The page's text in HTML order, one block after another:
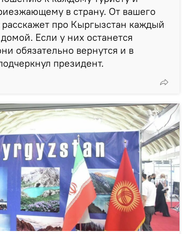
в страну. От вашего
про Кыргызстан каждый
Если у них останется
обязательно вернутся и в
президент.